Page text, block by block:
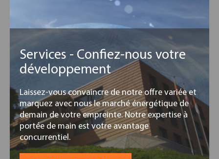
Services - Confiez-nous votre
développement
Laissez-vous convaincre de notre offre variée et
marquez avec nous le marché énergétique de
demain de votre empreinte. Notre expertise à
portée de main est votre avantage
concurrentiel.